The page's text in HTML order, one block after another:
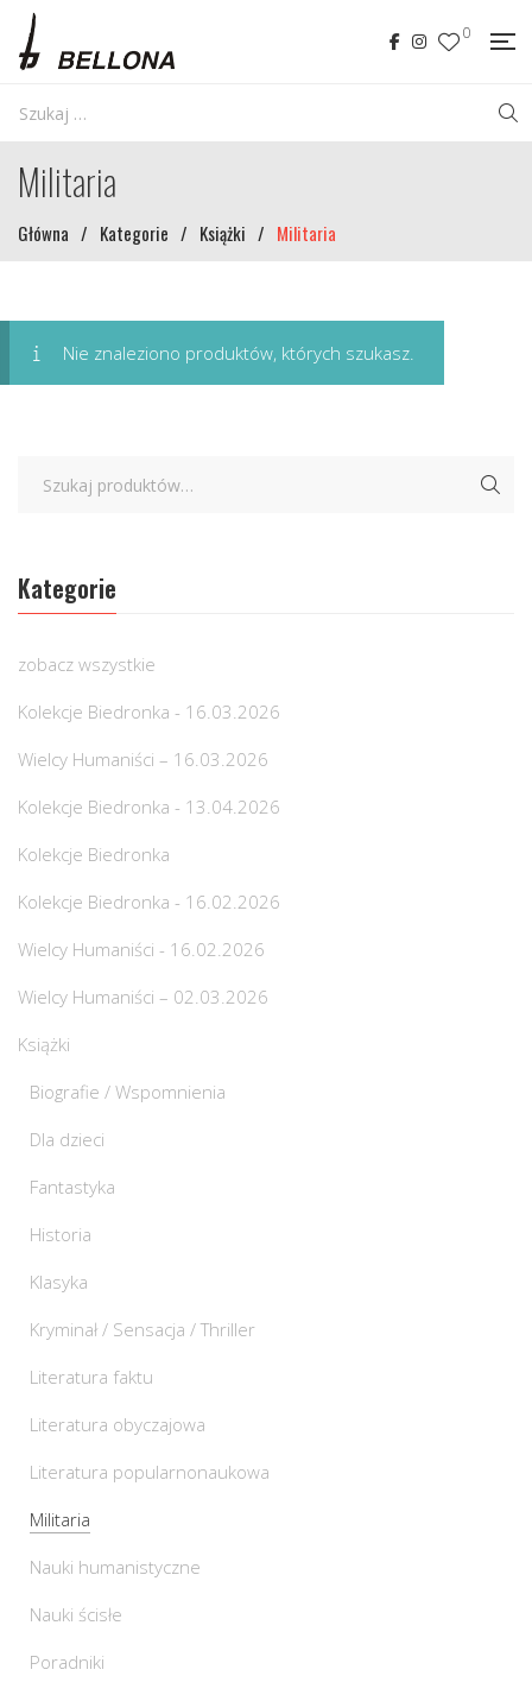
0
Militaria
Główna / Kategorie / Książki / Militaria
Nie znaleziono produktów, których szukasz.
Kategorie
zobacz wszystkie
Kolekcje Biedronka - 16.03.2026
Wielcy Humaniści – 16.03.2026
Kolekcje Biedronka - 13.04.2026
Kolekcje Biedronka
Kolekcje Biedronka - 16.02.2026
Wielcy Humaniści - 16.02.2026
Wielcy Humaniści – 02.03.2026
Książki
Biografie / Wspomnienia
Dla dzieci
Fantastyka
Historia
Klasyka
Kryminał / Sensacja / Thriller
Literatura faktu
Literatura obyczajowa
Literatura popularnonaukowa
Militaria
Nauki humanistyczne
Nauki ścisłe
Poradniki